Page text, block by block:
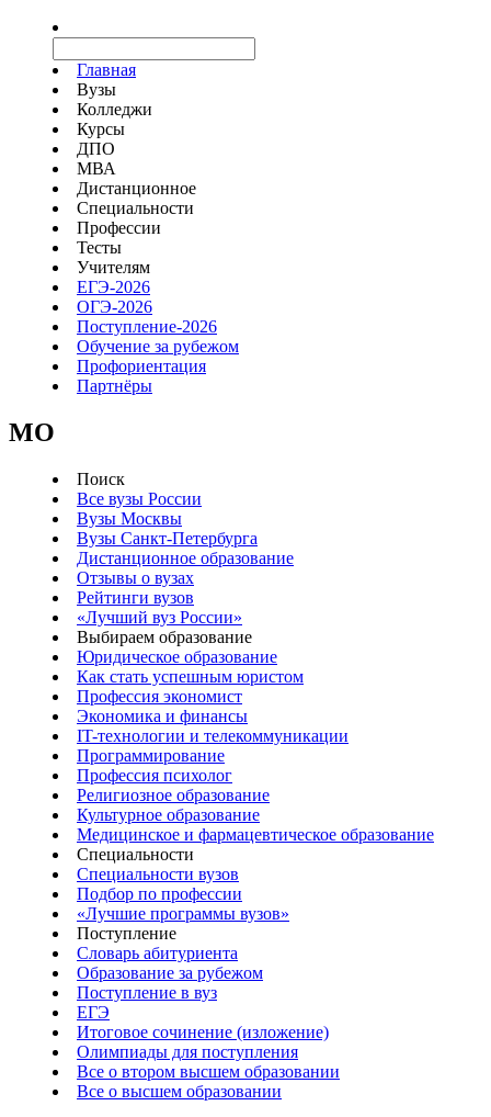
Главная
Вузы
Колледжи
Курсы
ДПО
МВА
Дистанционное
Специальности
Профессии
Тесты
Учителям
ЕГЭ-2026
ОГЭ-2026
Поступление-2026
Обучение за рубежом
Профориентация
Партнёры
MO
Поиск
Все вузы России
Вузы Москвы
Вузы Санкт-Петербурга
Дистанционное образование
Отзывы о вузах
Рейтинги вузов
«Лучший вуз России»
Выбираем образование
Юридическое образование
Как стать успешным юристом
Профессия экономист
Экономика и финансы
IT-технологии и телекоммуникации
Программирование
Профессия психолог
Религиозное образование
Культурное образование
Медицинское и фармацевтическое образование
Специальности
Специальности вузов
Подбор по профессии
«Лучшие программы вузов»
Поступление
Словарь абитуриента
Образование за рубежом
Поступление в вуз
ЕГЭ
Итоговое сочинение (изложение)
Олимпиады для поступления
Все о втором высшем образовании
Все о высшем образовании